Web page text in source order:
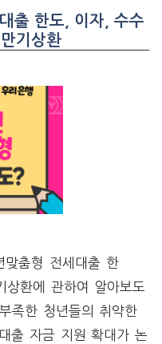
출 한도, 이자, 수수
기상환
맞춤형 전세대출 한
환에 관하여 알아보도
족한 청년들의 취약한
출 자금 지원 확대가 논